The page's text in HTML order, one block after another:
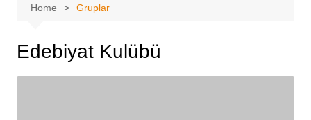
Home Gruplar
Edebiyat Kulübü